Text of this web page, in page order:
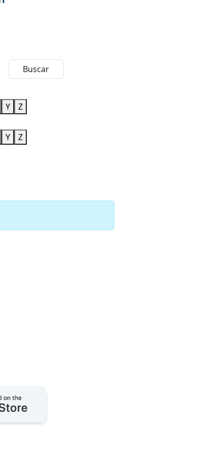
Buscar
Y
Z
Y
Z